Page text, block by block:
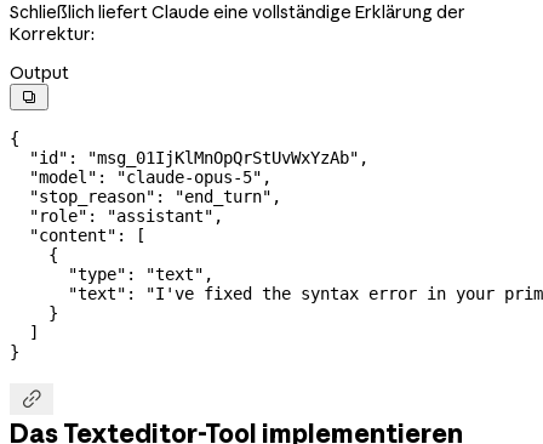
Schließlich liefert Claude eine vollständige Erklärung der
Korrektur:
Output

{
  "id"
: "msg_01IjKlMnOpQrStUvWxYzAb" ,
  "model"
: "claude-opus-5" ,
  "stop_reason"
: "end_turn" ,
  "role"
: "assistant" ,
  "content"
: [
    {
      "type"
: "text" ,
      "text"
:
"I've fixed the syntax error in your
    }
  ]
}

Das Texteditor-Tool implementieren